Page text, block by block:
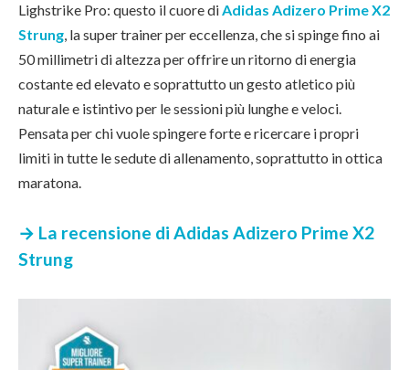
Lighstrike Pro: questo il cuore diAdidas Adizero Prime X2
Strung, la super trainer per eccellenza, che si spinge fino ai
50 millimetri di altezza per offrire un ritorno di energia
costante ed elevato e soprattutto un gesto atletico più
naturale e istintivo per le sessioni più lunghe e veloci.
Pensata per chi vuole spingere forte e ricercare i propri
limiti in tutte le sedute di allenamento, soprattutto in ottica
maratona.
→ La recensione di Adidas Adizero Prime X2
Strung